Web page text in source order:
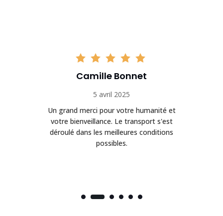
Camille Bonnet
5 avril 2025
Un grand merci pour votre humanité et
votre bienveillance. Le transport s'est
déroulé dans les meilleures conditions
possibles.